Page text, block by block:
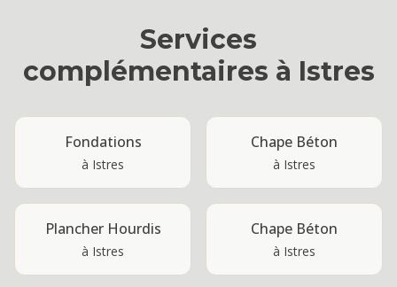
Services
complémentaires à Istres
Fondations
à Istres
Chape Béton
à Istres
Plancher Hourdis
à Istres
Chape Béton
à Istres